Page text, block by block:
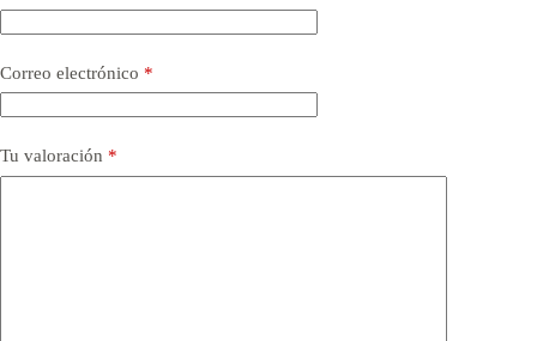
Correo electrónico *
Tu valoración *